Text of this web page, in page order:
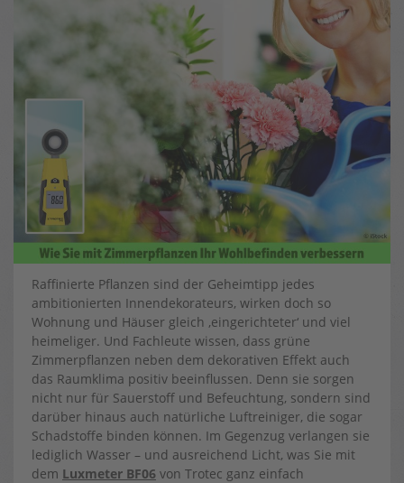
Raffinierte Pflanzen sind der Geheimtipp jedes
ambitionierten Innendekorateurs, wirken doch so
Wohnung und Häuser gleich ‚eingerichteter‘ und viel
heimeliger. Und Fachleute wissen, dass grüne
Zimmerpflanzen neben dem dekorativen Effekt auch
das Raumklima positiv beeinflussen. Denn sie sorgen
nicht nur für Sauerstoff und Befeuchtung, sondern sind
darüber hinaus auch natürliche Luftreiniger, die sogar
Schadstoffe binden können. Im Gegenzug verlangen sie
lediglich Wasser – und ausreichend Licht, was Sie mit
dem Luxmeter BF06 von Trotec ganz einfach